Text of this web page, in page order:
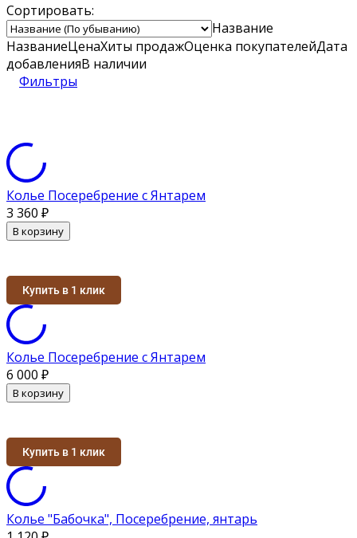
Сортировать:
Название
НазваниеЦенаХиты продажОценка покупателейДата
добавленияВ наличии
Фильтры
Колье Посеребрение с Янтарем
3 360 ₽
В корзину
Купить в 1 клик
Колье Посеребрение с Янтарем
6 000 ₽
В корзину
Купить в 1 клик
Колье "Бабочка", Посеребрение, янтарь